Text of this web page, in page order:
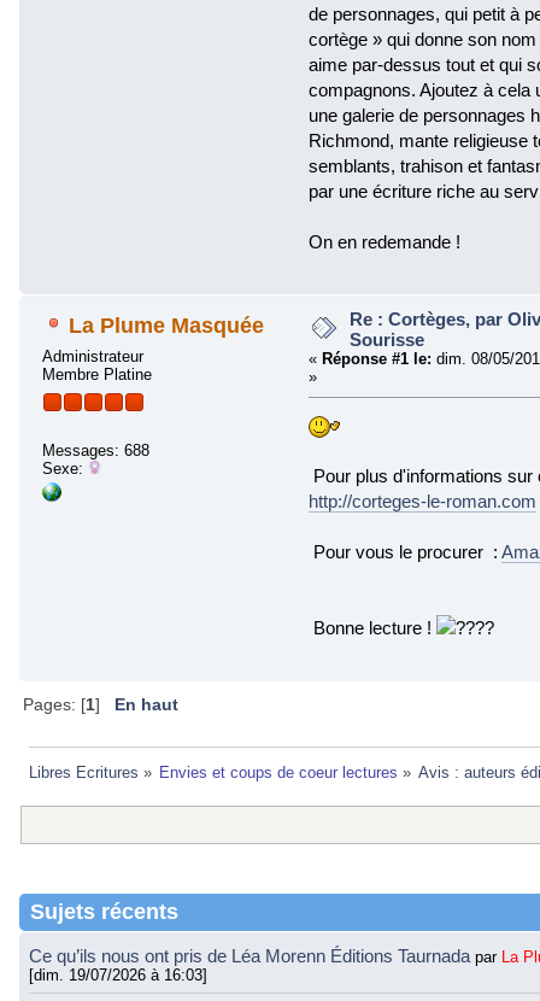
de personnages, qui petit à
cortège » qui donne son
aime par-dessus tout et qui
compagnons. Ajoutez à cela
une galerie de personnages
Richmond, mante religieuse
semblants, trahison et
par une écriture riche au
On en redemande !
La Plume Masquée
Administrateur
Membre Platine
Messages: 688
Sexe:
Re : Cortèges, par
Sourisse
« Réponse #1 le: dim. 08/05/
»
Pour plus d'informations sur
http://corteges-le-roman.com
Pour vous le procurer :
Bonne lecture ! ?
Pages: [1] En haut
Libres Ecritures » Envies et coups de coeur lectures » Avis : auteurs
Sujets récents
Ce qu’ils nous ont pris de Léa Morenn Éditions Taurnada par
La
[dim. 19/07/2026 à 16:03]